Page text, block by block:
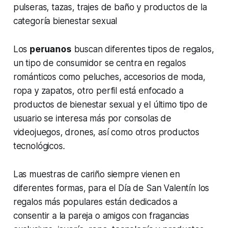
pulseras, tazas, trajes de baño y productos de la
categoría bienestar sexual
Los peruanos buscan diferentes tipos de regalos,
un tipo de consumidor se centra en regalos
románticos como peluches, accesorios de moda,
ropa y zapatos, otro perfil está enfocado a
productos de bienestar sexual y el último tipo de
usuario se interesa más por consolas de
videojuegos, drones, así como otros productos
tecnológicos.
Las muestras de cariño siempre vienen en
diferentes formas, para el Día de San Valentín los
regalos más populares están dedicados a
consentir a la pareja o amigos con fragancias